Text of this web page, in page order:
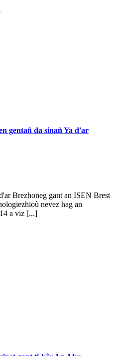
gentañ da sinañ Ya d'ar
Brezhoneg gant an ISEN Brest
nevez hag an
a viz [...]